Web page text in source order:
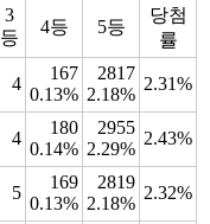
3
등
4등 5등
당첨
률
4
167
0.13%
2817
2.18%
2.31%
4
180
0.14%
2955
2.29%
2.43%
5
169
0.13%
2819
2.18%
2.32%